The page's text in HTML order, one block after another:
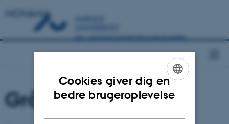
NOVANA
Grårisklit (2170) ENGLISH
Cookies giver dig en
bedre brugeroplevelse